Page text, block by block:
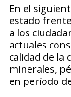
En el
estado
a los
actuales
calidad de la
minerales,
en período